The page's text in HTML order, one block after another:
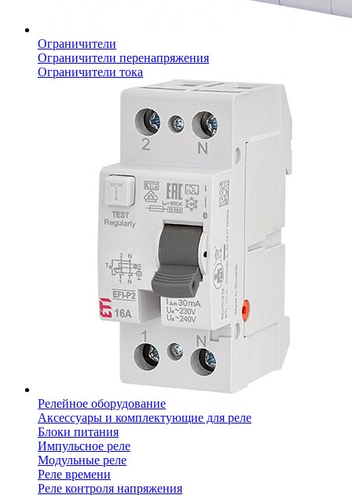
Ограничители
Ограничители перенапряжения
Ограничители тока
Релейное оборудование
Аксессуары и комплектующие для реле
Блоки питания
Импульсное реле
Модульные реле
Реле времени
Реле контроля напряжения